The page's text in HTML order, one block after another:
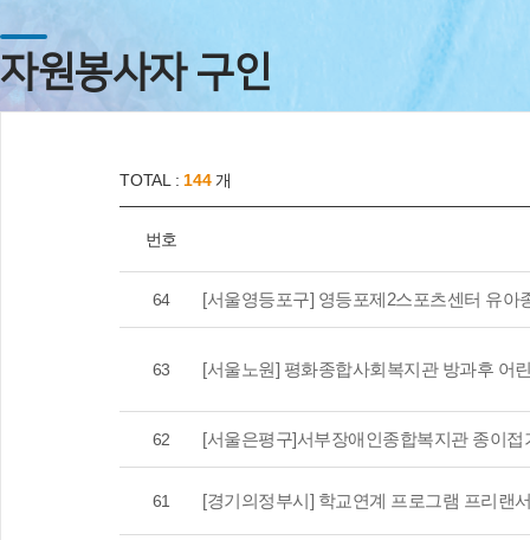
자원봉사자 구인
TOTAL : 144개
번호
64 [서울영등포구] 영등포제2스포츠센터 유아
63 [서울노원] 평화종합사회복지관 방과후 어
62 [서울은평구]서부장애인종합복지관 종이
61 [경기의정부시] 학교연계 프로그램 프리랜